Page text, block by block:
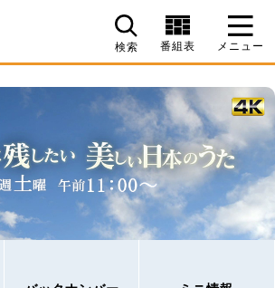
検索 番組表 メニュー